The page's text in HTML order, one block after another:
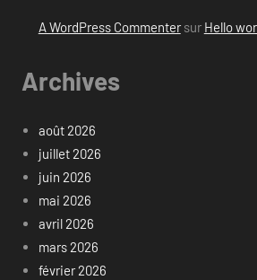
A WordPress Commentersur Hello
Archives
août 2026
juillet 2026
juin 2026
mai 2026
avril 2026
mars 2026
février 2026